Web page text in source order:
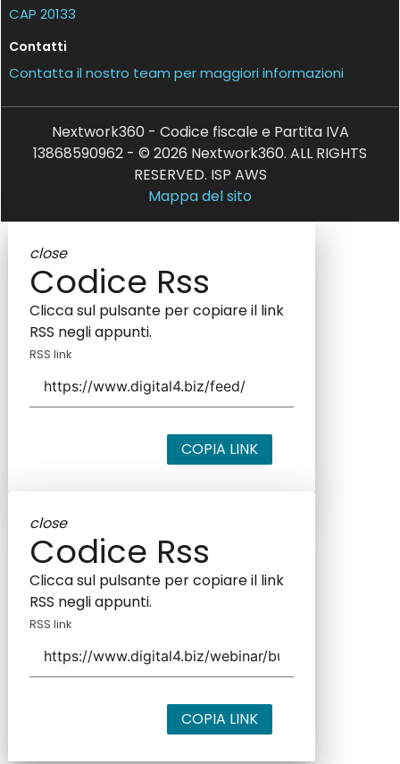
CAP 20133
Contatti
Contatta il nostro team per maggiori informazioni
Nextwork360 - Codice fiscale e Partita IVA
13868590962 - © 2026 Nextwork360. ALL RIGHTS
RESERVED. ISP AWS
Mappa del sito
close
Codice Rss
Clicca sul pulsante per copiare il link
RSS negli appunti.
RSS link
COPIA LINK
close
Codice Rss
Clicca sul pulsante per copiare il link
RSS negli appunti.
RSS link
COPIA LINK